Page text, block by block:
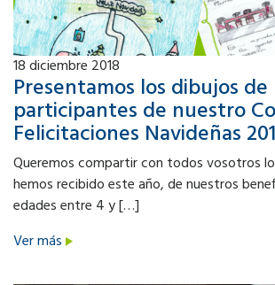
18diciembre 2018
Presentamos los dibujos de
participantes de nuestro
Felicitaciones Navideñas
Queremos compartir con todos vosotros
hemos recibido este año, de nuestros
edades entre 4 y […]
Ver más